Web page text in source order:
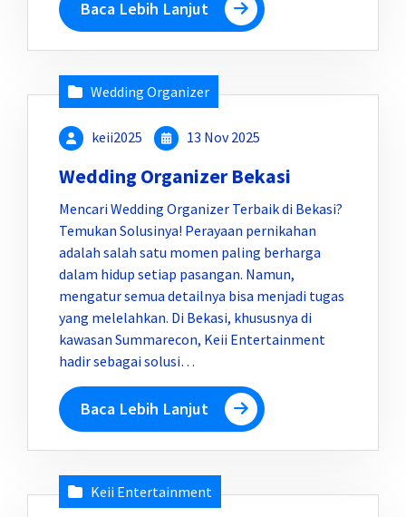
Baca Lebih Lanjut
Wedding Organizer
keii2025 13 Nov 2025
Wedding Organizer Bekasi
Mencari Wedding Organizer Terbaik di Bekasi?
Temukan Solusinya! Perayaan pernikahan
adalah salah satu momen paling berharga
dalam hidup setiap pasangan. Namun,
mengatur semua detailnya bisa menjadi tugas
yang melelahkan. Di Bekasi, khususnya di
kawasan Summarecon, Keii Entertainment
hadir sebagai solusi…
Baca Lebih Lanjut
Keii Entertainment